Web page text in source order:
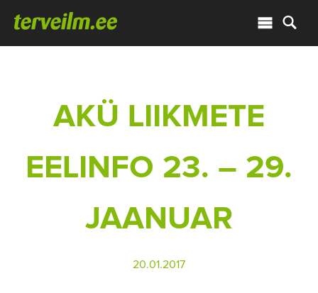
AKÜ LIIKMETE
EELINFO 23. – 29.
JAANUAR
20.01.2017